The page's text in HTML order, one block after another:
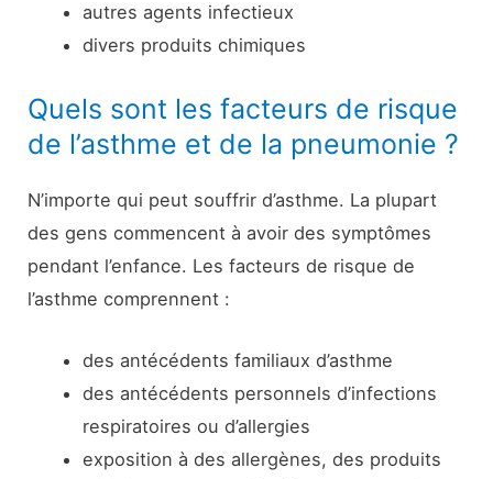
autres agents infectieux
divers produits chimiques
Quels sont les facteurs de risque
de l’asthme et de la pneumonie ?
N’importe qui peut souffrir d’asthme. La plupart
des gens commencent à avoir des symptômes
pendant l’enfance. Les facteurs de risque de
l’asthme comprennent :
des antécédents familiaux d’asthme
des antécédents personnels d’infections
respiratoires ou d’allergies
exposition à des allergènes, des produits